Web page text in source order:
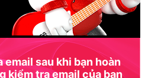
sau khi bạn hoàn
kiểm tra email của bạn